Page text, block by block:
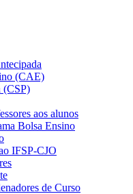
(CAE)
(CSP)
aos alunos
Bolsa Ensino
IFSP-CJO
de Curso